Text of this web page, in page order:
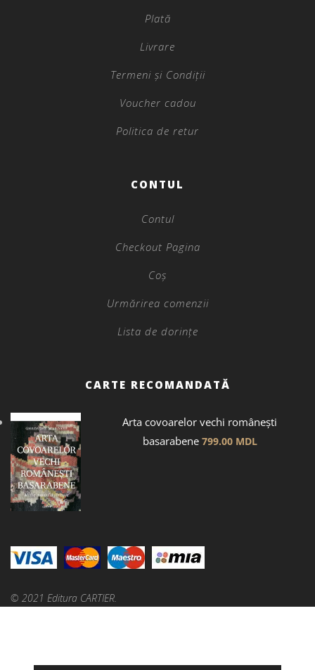
Plată
Livrare
Termeni și Condiții
Voucher cadou
Politica de retur
CONTUL
Contul
Checkout Pagina
Coș
Urmărirea comenzii
Lista de dorințe
CARTE RECOMANDATĂ
Arta covoarelor vechi românești
basarabene 799.00 MDL
© 2021 Editura CARTIER.